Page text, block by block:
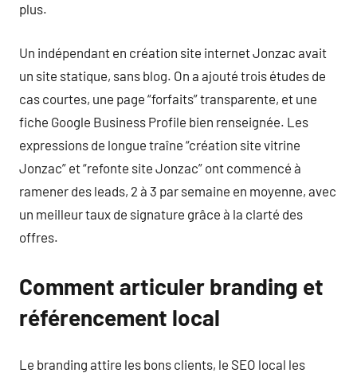
plus.
Un indépendant en création site internet Jonzac avait
un site statique, sans blog. On a ajouté trois études de
cas courtes, une page “forfaits” transparente, et une
fiche Google Business Profile bien renseignée. Les
expressions de longue traîne “création site vitrine
Jonzac” et “refonte site Jonzac” ont commencé à
ramener des leads, 2 à 3 par semaine en moyenne, avec
un meilleur taux de signature grâce à la clarté des
offres.
Comment articuler branding et
référencement local
Le branding attire les bons clients, le SEO local les